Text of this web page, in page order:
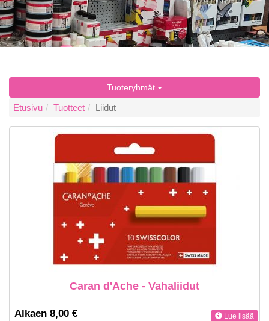
Tuoteryhmät
Etusivu Tuotteet Liidut
Caran d'Ache - Vahaliidut
Alkaen 8,00 € Lue lisää